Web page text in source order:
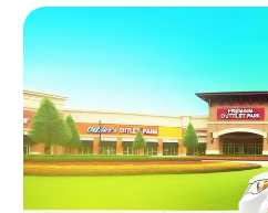
運営会社
MOOVマガジン利用規約
お問合せ